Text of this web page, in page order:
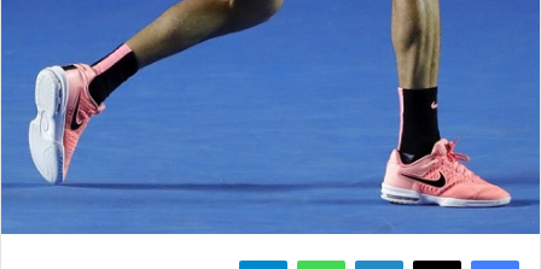
فيسبوك ‫X لينكدإن واتساب تيلقرام